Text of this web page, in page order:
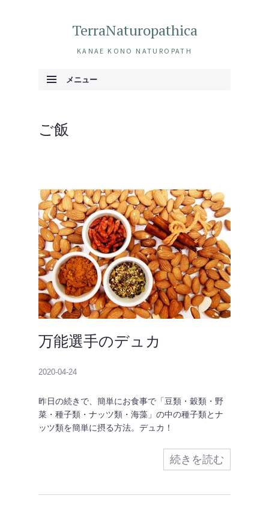
TerraNaturopathica
KANAE KONO NATUROPATH
メニュー
ご飯
万能選手のデュカ
2020-04-24
昨日の続きで、簡単にお食事で「豆類・穀類・野
菜・種子類・ナッツ類・海藻」の中の種子類とナ
ッツ類を簡単に摂る方法。デュカ！
続きを読む